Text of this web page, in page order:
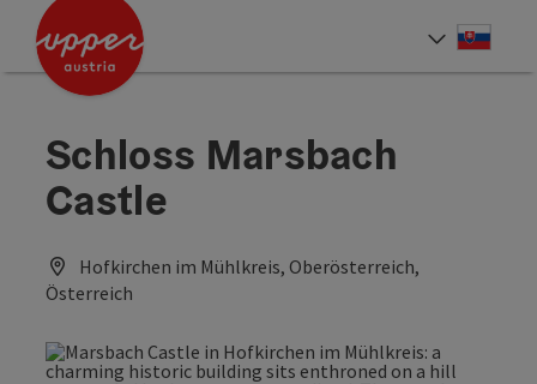
Accesskey
Accesskey
Schloss Marsbach
Castle
Hofkirchen im Mühlkreis, Oberösterreich,
Österreich